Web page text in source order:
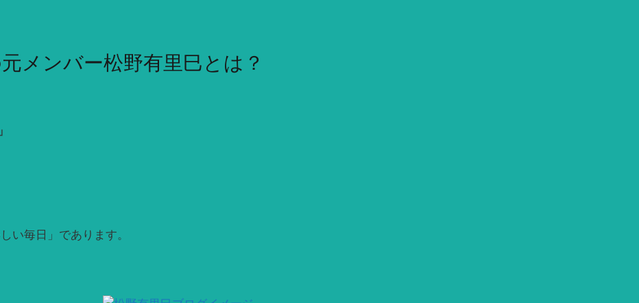
メンバー松野有里巳とは？
い毎日」であります。